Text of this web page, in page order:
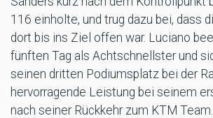
116 einholte, und trug dazu bei, dass
dort bis ins Ziel offen war. Luciano
fünften Tag als Achtschnellster und
seinen dritten Podiumsplatz bei der
hervorragende Leistung bei seinem
nach seiner Rückkehr zum KTM Team.